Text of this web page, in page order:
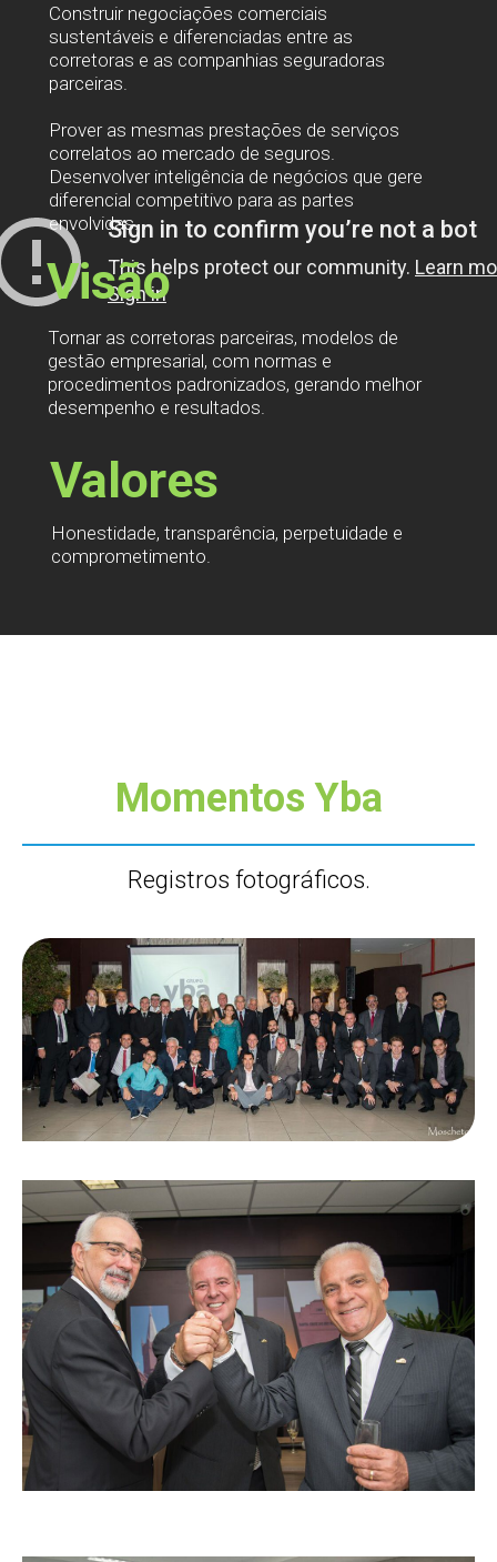
Construir negociações comerciais
sustentáveis e diferenciadas entre as
corretoras e as companhias seguradoras
parceiras.
Prover as mesmas prestações de serviços
correlatos ao mercado de seguros.
Desenvolver inteligência de negócios que gere
diferencial competitivo para as partes
envolvidas.
Visão
Tornar as corretoras parceiras, modelos de
gestão empresarial, com normas e
procedimentos padronizados, gerando melhor
desempenho e resultados.
Valores
Honestidade, transparência, perpetuidade e
comprometimento.
Momentos Yba
Registros fotográficos.